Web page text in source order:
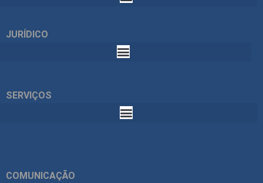
JURÍDICO
SERVIÇOS
COMUNICAÇÃO